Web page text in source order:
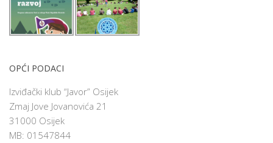
OPĆI PODACI
Izviđački klub “Javor” Osijek
Zmaj Jove Jovanovića 21
31000 Osijek
MB: 01547844